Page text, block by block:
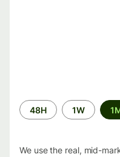
Time
period
48H 1W
We use the real, mid-